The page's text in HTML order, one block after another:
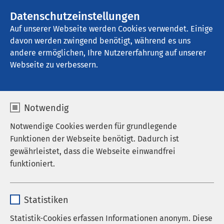
Datenschutzeinstellungen
Auf unserer Webseite werden Cookies verwendet. Einige
davon werden zwingend benötigt, während es uns
andere ermöglichen, Ihre Nutzererfahrung auf unserer
Webseite zu verbessern.
Notwendig
Notwendige Cookies werden für grundlegende
Funktionen der Webseite benötigt. Dadurch ist
gewährleistet, dass die Webseite einwandfrei
funktioniert.
Anbieter sgalinski
Statistiken
Statistik-Cookies erfassen Informationen anonym. Diese
AMEOS Klinikum Aschersleben